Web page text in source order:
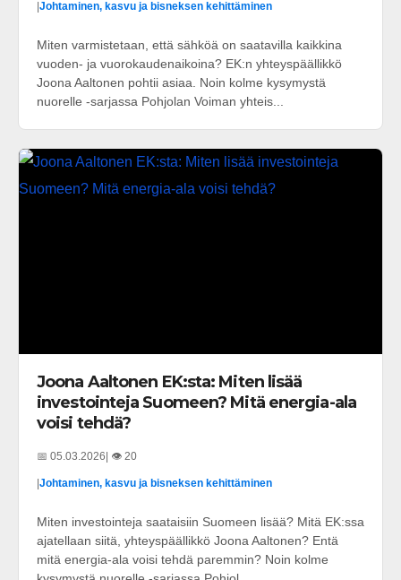
Johtaminen, kasvu ja bisneksen kehittäminen
Miten varmistetaan, että sähköä on saatavilla kaikkina
vuoden- ja vuorokaudenaikoina? EK:n yhteyspäällikkö
Joona Aaltonen pohtii asiaa. Noin kolme kysymystä
nuorelle -sarjassa Pohjolan Voiman yhteis...
Joona Aaltonen EK:sta: Miten lisää
investointeja Suomeen? Mitä energia-ala
voisi tehdä?
📅 05.03.2026| 👁️ 20
|Johtaminen, kasvu ja bisneksen kehittäminen
Miten investointeja saataisiin Suomeen lisää? Mitä EK:ssa
ajatellaan siitä, yhteyspäällikkö Joona Aaltonen? Entä
mitä energia-ala voisi tehdä paremmin? Noin kolme